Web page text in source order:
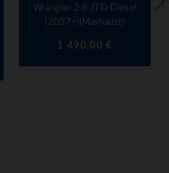
Wrangler 2,8 JTD Diesel
(2007+)(Maxhaust)
Prix1 490,00 €